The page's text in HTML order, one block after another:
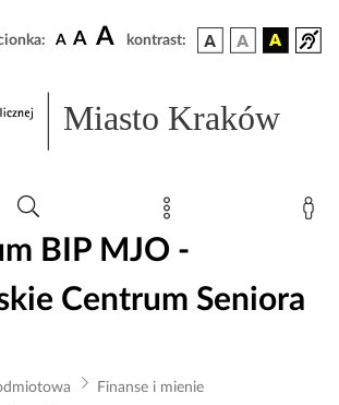
A A A kontrast:
Miasto Kraków
BIP MJO -
Centrum Seniora
Finanse i mienie